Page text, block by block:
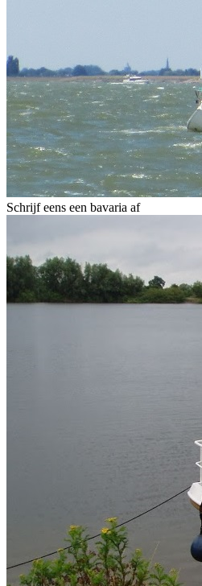
Schrijf eens een bavaria af